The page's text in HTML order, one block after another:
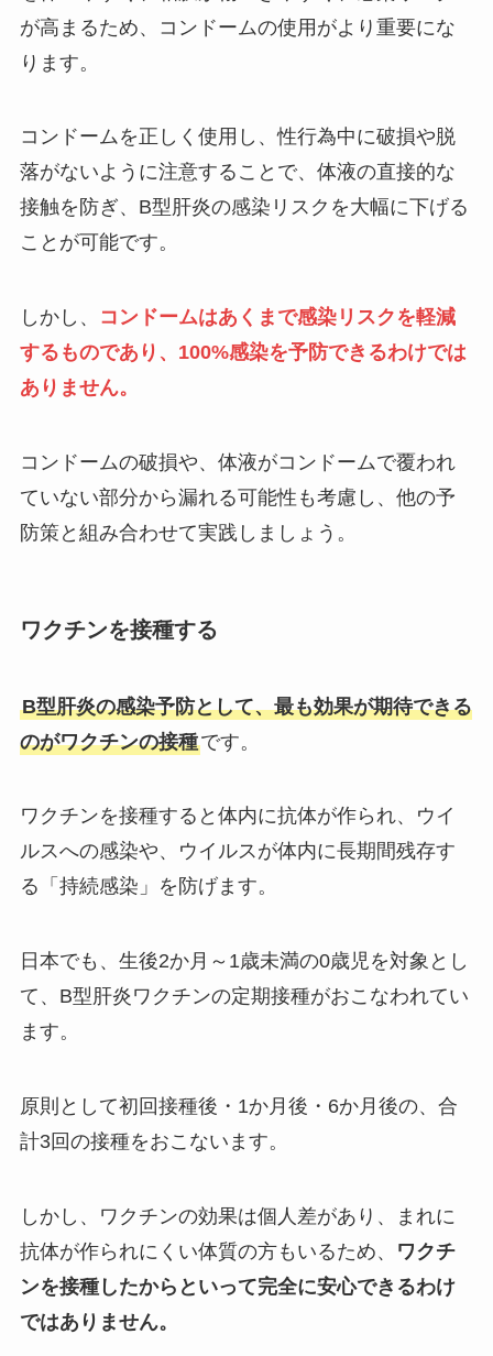
が高まるため、コンドームの使用がより重要にな
ります。
コンドームを正しく使用し、性行為中に破損や脱
落がないように注意することで、体液の直接的な
接触を防ぎ、B型肝炎の感染リスクを大幅に下げる
ことが可能です。
しかし、
コンドームはあくまで感染リスクを軽減
するものであり、100%感染を予防できるわけでは
ありません。
コンドームの破損や、体液がコンドームで覆われ
ていない部分から漏れる可能性も考慮し、他の予
防策と組み合わせて実践しましょう。
ワクチンを接種する
B型肝炎の感染予防として、最も効果が期待できる
のがワクチンの接種です。
ワクチンを接種すると体内に抗体が作られ、ウイ
ルスへの感染や、ウイルスが体内に長期間残存す
る「持続感染」を防げます。
日本でも、生後2か月～1歳未満の0歳児を対象とし
て、B型肝炎ワクチンの定期接種がおこなわれてい
ます。
原則として初回接種後・1か月後・6か月後の、合
計3回の接種をおこないます。
しかし、ワクチンの効果は個人差があり、まれに
抗体が作られにくい体質の方もいるため、
ワクチ
ンを接種したからといって完全に安心できるわけ
ではありません。